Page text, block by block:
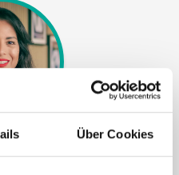
Über Cookies